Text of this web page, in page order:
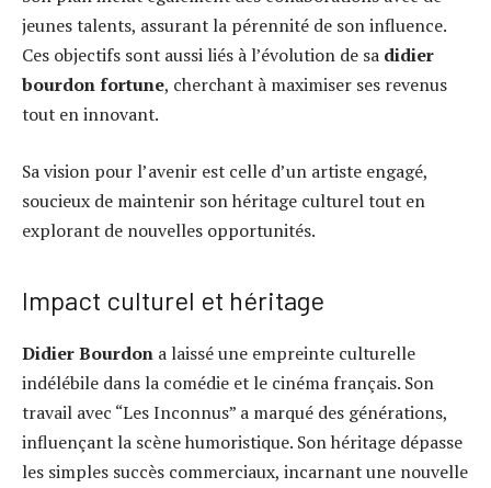
jeunes talents, assurant la pérennité de son influence.
Ces objectifs sont aussi liés à l’évolution de sa didier
bourdon fortune, cherchant à maximiser ses revenus
tout en innovant.
Sa vision pour l’avenir est celle d’un artiste engagé,
soucieux de maintenir son héritage culturel tout en
explorant de nouvelles opportunités.
Impact culturel et héritage
Didier Bourdon a laissé une empreinte culturelle
indélébile dans la comédie et le cinéma français. Son
travail avec “Les Inconnus” a marqué des générations,
influençant la scène humoristique. Son héritage dépasse
les simples succès commerciaux, incarnant une nouvelle